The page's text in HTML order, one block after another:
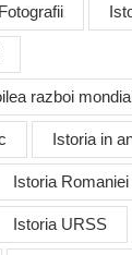
Fotografii
razboi
Istoria in
Istoria Romaniei
Istoria URSS